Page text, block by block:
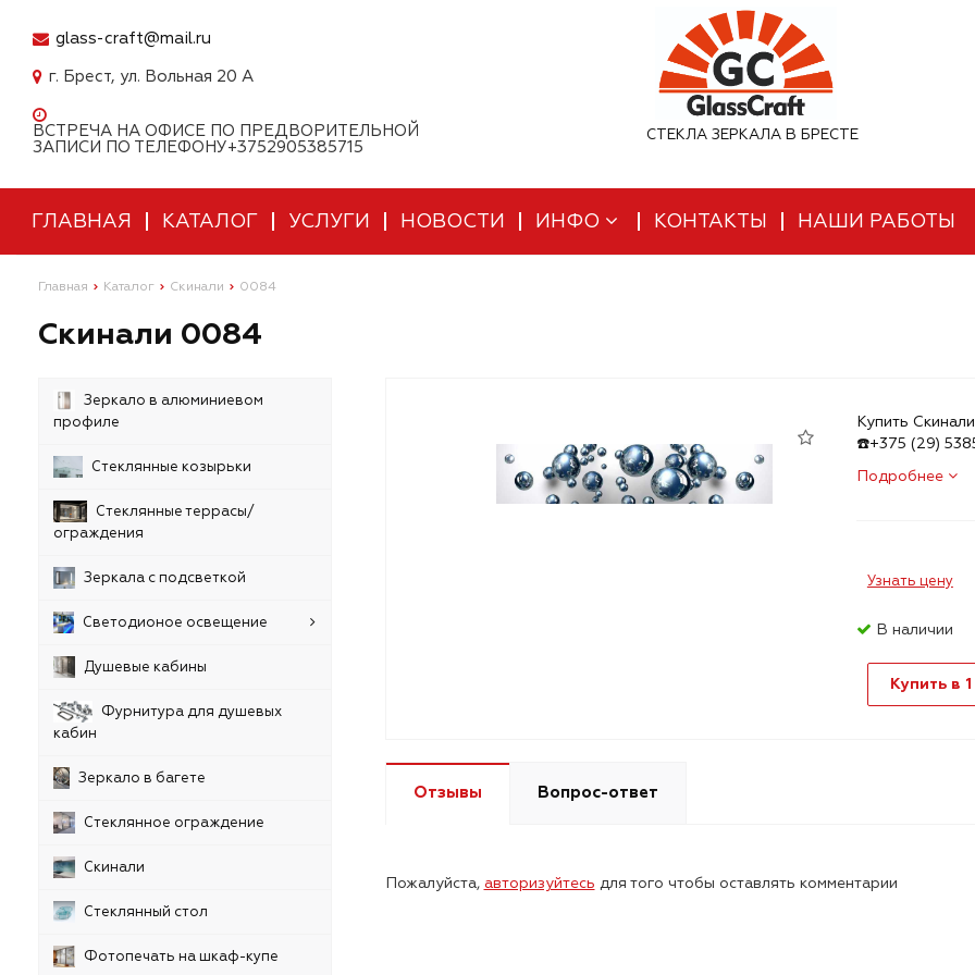
glass-craft@mail.ru
г. Брест, ул. Вольная 20 А
ВСТРЕЧА НА ОФИСЕ ПО ПРЕДВОРИТЕЛЬНОЙ
ЗАПИСИ ПО ТЕЛЕФОНУ+3752905385715
СТЕКЛА ЗЕРКАЛА В БРЕСТЕ
ГЛАВНАЯ КАТАЛОГ УСЛУГИ НОВОСТИ ИНФО КОНТАКТЫ НАШИ РАБОТЫ
Главная Каталог Скинали 0084
Скинали 0084
Зеркало в алюминиевом
профиле
Стеклянные козырьки
Стеклянные террасы/
ограждения
Зеркала с подсветкой
Светодионое освещение
Душевые кабины
Фурнитура для душевых
кабин
Зеркало в багете
Стеклянное ограждение
Скинали
Стеклянный стол
Фотопечать на шкаф-купе
Купить
☎️+375 (29)
Подробнее
Узнать цену
В наличии
Купить в
Отзывы Вопрос-ответ
Пожалуйста, авторизуйтесь для того чтобы оставлять комментарии